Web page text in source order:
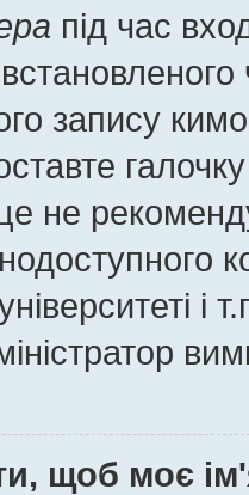
під час
запису
не
і
щоб моє